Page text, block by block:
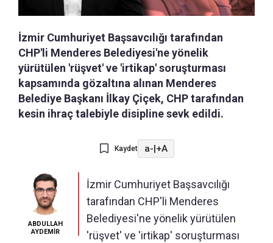
İzmir Cumhuriyet Başsavcılığı tarafından
CHP'li Menderes Belediyesi'ne yönelik
yürütülen 'rüşvet' ve 'irtikap' soruşturması
kapsamında gözaltına alınan Menderes
Belediye Başkanı İlkay Çiçek, CHP tarafından
kesin ihraç talebiyle disipline sevk edildi.
Kaydet a-|+A
ABDULLAH
AYDEMİR
İzmir Cumhuriyet Başsavcılığı
tarafından CHP'li Menderes
Belediyesi'ne yönelik yürütülen
'rüşvet' ve 'irtikap' soruşturması